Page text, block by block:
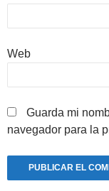
Web
Guarda mi
navegador para la